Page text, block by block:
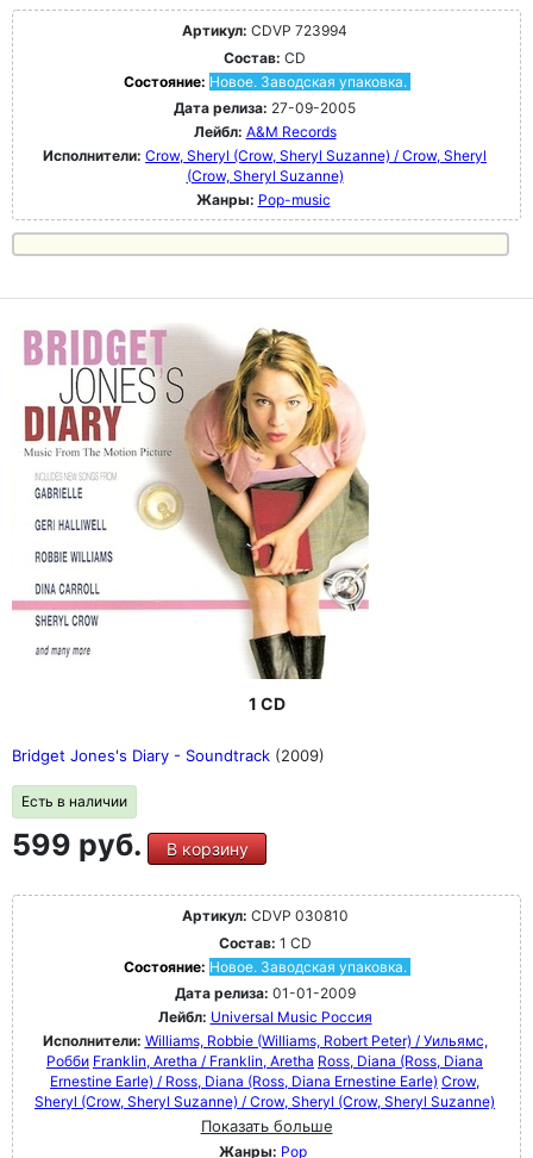
Артикул: CDVP 723994
Состав: CD
Состояние: Новое. Заводская упаковка.
Дата релиза: 27-09-2005
Лейбл: A&M Records
Исполнители: Crow, Sheryl (Crow, Sheryl Suzanne) / Crow, Sheryl
(Crow, Sheryl Suzanne)
Жанры: Pop-music
1 CD
Bridget Jones's Diary - Soundtrack (2009)
Есть в наличии
599 руб. В корзину
Артикул: CDVP 030810
Состав: 1 CD
Состояние: Новое. Заводская упаковка.
Дата релиза: 01-01-2009
Лейбл: Universal Music Россия
Исполнители: Williams, Robbie (Williams, Robert Peter) / Уильямс,
Робби Franklin, Aretha / Franklin, Aretha Ross, Diana (Ross, Diana
Ernestine Earle) / Ross, Diana (Ross, Diana Ernestine Earle) Crow,
Sheryl (Crow, Sheryl Suzanne) / Crow, Sheryl (Crow, Sheryl Suzanne)
Показать больше
Жанры: Pop